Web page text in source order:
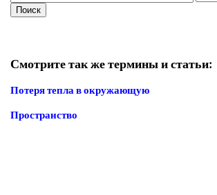
Смотрите так же термины и статьи:
Потеря тепла в окружающую
Пространство